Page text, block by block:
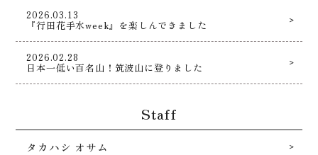
2026.03.13
『行田花手水week』を楽しんできました
2026.02.28
日本一低い百名山！筑波山に登りました
Staff
タカハシ オサム